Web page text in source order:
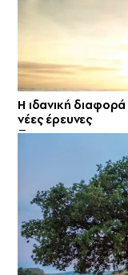
Η ιδανική διαφορά
νέες έρευνες